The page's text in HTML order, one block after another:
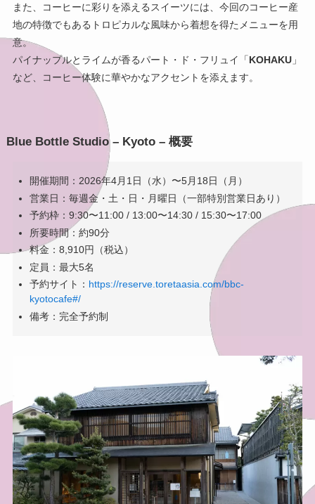
また、コーヒーに彩りを添えるスイーツには、今回のコーヒー産
地の特徴でもあるトロピカルな風味から着想を得たメニューを用
意。
パイナップルとライムが香るパート・ド・フリュイ「KOHAKU」
など、コーヒー体験に華やかなアクセントを添えます。
Blue Bottle Studio – Kyoto – 概要
開催期間：2026年4月1日（水）〜5月18日（月）
営業日：毎週金・土・日・月曜日（一部特別営業日あり）
予約枠：9:30〜11:00 / 13:00〜14:30 / 15:30〜17:00
所要時間：約90分
料金：8,910円（税込）
定員：最大5名
予約サイト： https://reserve.toretaasia.com/bbc-
kyotocafe#/
備考：完全予約制